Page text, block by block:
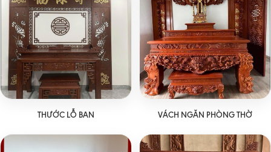
THƯỚC LỖ BAN VÁCH NGĂN PHÒNG THỜ